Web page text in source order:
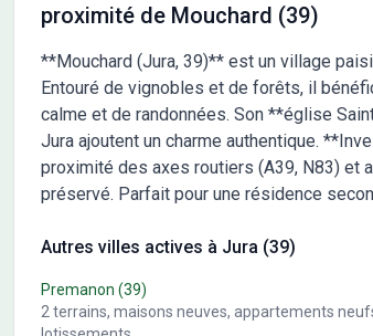
proximité de Mouchard (39)
**Mouchard (Jura, 39)** est un village
Entouré de vignobles et de forêts, il
calme et de randonnées. Son **église
Jura ajoutent un charme authentique.
proximité des axes routiers (A39, N83) et
préservé. Parfait pour une résidence
Autres villes actives à Jura (39)
Premanon (39)
2 terrains, maisons neuves, appartements